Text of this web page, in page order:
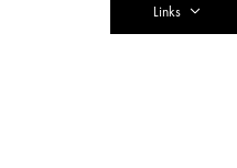
Links